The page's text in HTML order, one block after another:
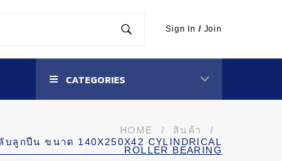
Sign In / Join
CATEGORIES
HOME / สินค้า
/
บลูกปืน ขนาด 140X250X42 CYLINDRICAL
ROLLER BEARING